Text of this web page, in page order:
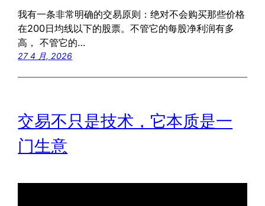
我有一条非常明确的交易原则：绝对不会购买那些价格
在200日均线以下的股票。不管它的每股净利润有多
高， 不管它的…
27 4 月, 2026
交易不只是技术，它本质是一
门生意